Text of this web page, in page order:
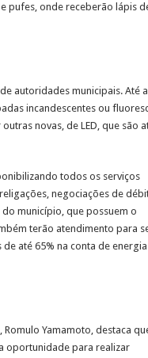
pufes, onde receberão lápis
autoridades municipais. Até
incandescentes ou
novas, de LED, que são
todos os serviços
negociações de
município, que possuem o
terão atendimento para
até 65% na conta de energia
Yamamoto, destaca
oportunidade para realizar